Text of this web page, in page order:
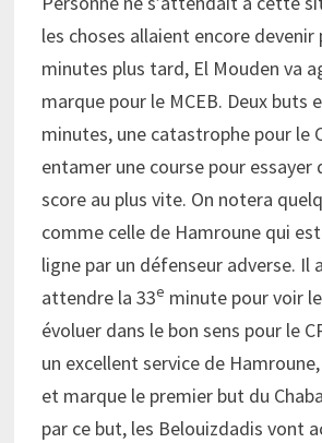
les choses allaient encore devenir
minutes plus tard, El Mouden va
marque pour le MCEB. Deux buts
minutes, une catastrophe pour le
entamer une course pour essayer
score au plus vite. On notera
comme celle de Hamroune qui
ligne par un défenseur adverse. Il
attendre la 33e minute pour voir
évoluer dans le bon sens pour le
un excellent service de
et marque le premier but du
par ce but, les Belouizdadis vont